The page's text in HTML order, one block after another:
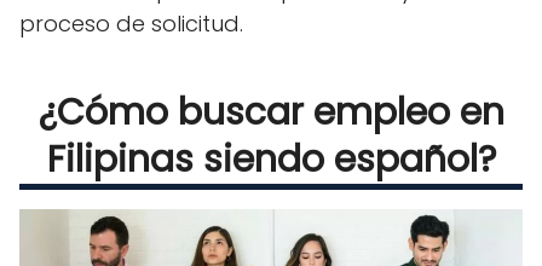
proceso de solicitud.
¿Cómo buscar empleo en
Filipinas siendo español?